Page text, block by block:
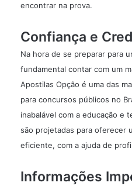
encontrar na prova.
Confiança e
Na hora de se preparar para
fundamental contar com um
Apostilas Opção é uma das
para concursos públicos no
inabalável com a educação e
são projetadas para oferecer
eficiente, com a ajuda de
Informações